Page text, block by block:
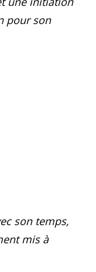
pour son
son temps,
mis à